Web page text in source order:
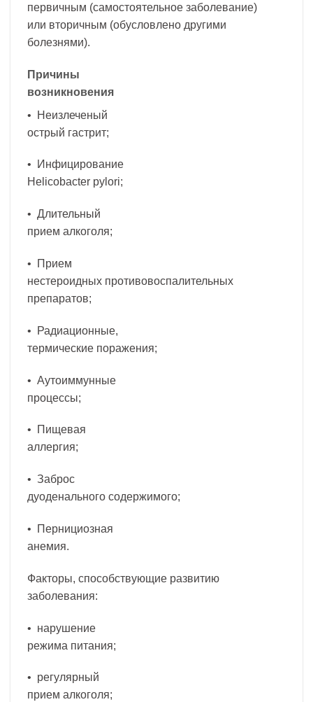
первичным (самостоятельное заболевание)
или вторичным (обусловлено другими
болезнями).
Причины
возникновения
• Неизлеченый
острый гастрит;
• Инфицирование
Helicobacter pylori;
• Длительный
прием алкоголя;
• Прием
нестероидных противовоспалительных
препаратов;
• Радиационные,
термические поражения;
• Аутоиммунные
процессы;
• Пищевая
аллергия;
• Заброс
дуоденального содержимого;
• Пернициозная
анемия.
Факторы, способствующие развитию
заболевания:
• нарушение
режима питания;
• регулярный
прием алкоголя;